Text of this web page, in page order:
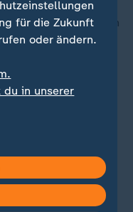
nicht verlängert
ob sich die Lage in
haben, behalten
auch
Gespräch mit
Regime
zurückkehren.
"wie die
für die Zukunft
oder ändern.
in unserer